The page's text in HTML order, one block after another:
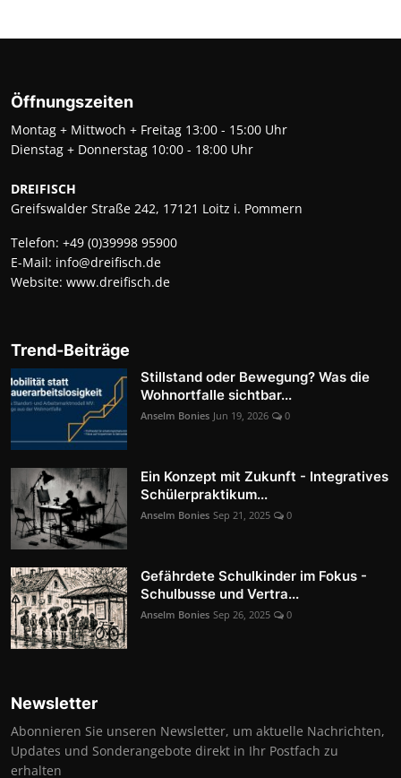
Öffnungszeiten
Montag + Mittwoch + Freitag 13:00 - 15:00 Uhr
Dienstag + Donnerstag 10:00 - 18:00 Uhr
DREIFISCH
Greifswalder Straße 242, 17121 Loitz i. Pommern
Telefon: +49 (0)39998 95900
E-Mail: info@dreifisch.de
Website: www.dreifisch.de
Trend-Beiträge
Stillstand oder Bewegung? Was die
Wohnortfalle sichtbar...
Anselm Bonies Jun 19, 2026 0
Ein Konzept mit Zukunft - Integratives
Schülerpraktikum...
Anselm Bonies Sep 21, 2025 0
Gefährdete Schulkinder im Fokus -
Schulbusse und Vertra...
Anselm Bonies Sep 26, 2025 0
Newsletter
Abonnieren Sie unseren Newsletter, um aktuelle Nachrichten,
Updates und Sonderangebote direkt in Ihr Postfach zu
erhalten